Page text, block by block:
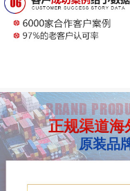
BRAND
正规渠道海
原装品